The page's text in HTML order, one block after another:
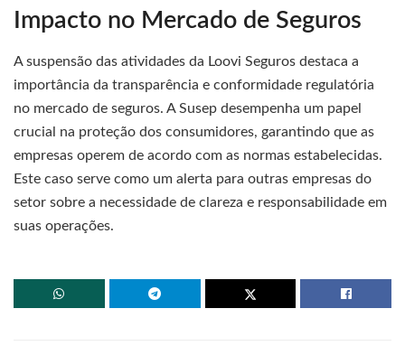
Impacto no Mercado de Seguros
A suspensão das atividades da Loovi Seguros destaca a
importância da transparência e conformidade regulatória
no mercado de seguros. A Susep desempenha um papel
crucial na proteção dos consumidores, garantindo que as
empresas operem de acordo com as normas estabelecidas.
Este caso serve como um alerta para outras empresas do
setor sobre a necessidade de clareza e responsabilidade em
suas operações.